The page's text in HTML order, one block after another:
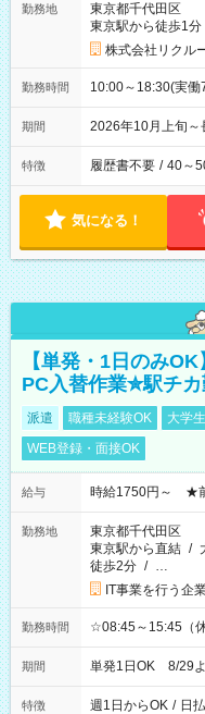
勤務地
東京都千代田区
東京駅から徒歩1分
株式会社リクル
勤務時間 10:00～18:30(実
期間 2026年10月上旬
特徴 履歴書不要 / 40～
気になる！
【単発・1日のみ
PC入替作業✮駅チカ
派遣 職種未経験OK 大学
WEB登録・面接OK
給与 時給1750円～ ★前
勤務地
東京都千代田区
東京駅から直結 /
徒歩2分 / …
IT事業を行う企
勤務時間 ☆08:45～15:45（
期間 単発1日OK 8/29よ
特徴 週1日からOK / 日